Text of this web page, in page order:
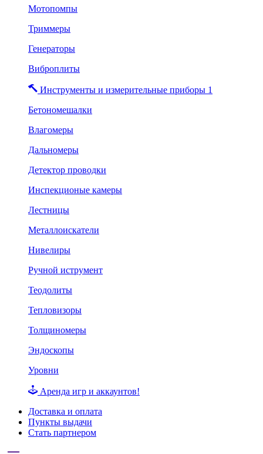
Мотопомпы
Триммеры
Генераторы
Виброплиты
Инструменты и измерительные приборы 1
Бетономешалки
Влагомеры
Дальномеры
Детектор проводки
Инспекционые камеры
Лестницы
Металлоискатели
Нивелиры
Ручной иструмент
Теодолиты
Тепловизоры
Толщиномеры
Эндоскопы
Уровни
Аренда игр и аккаунтов!
Доставка и оплата
Пункты выдачи
Стать партнером